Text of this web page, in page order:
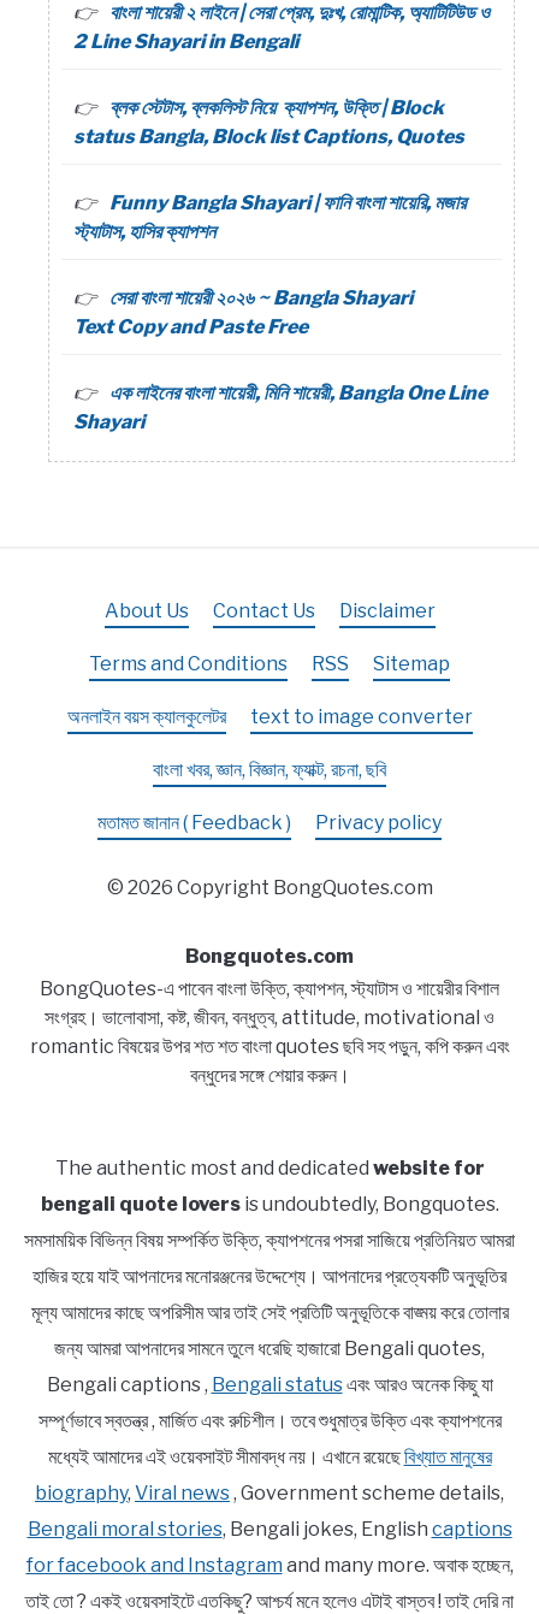
বাংলা শায়েরী ২ লাইনে | সেরা প্রেম, দুঃখ, রোমান্টিক, অ্যাটিটিউড ও
2 Line Shayari in Bengali
ব্লক স্টেটাস, ব্লকলিস্ট নিয়ে ক্যাপশন, উক্তি | Block
status Bangla, Block list Captions, Quotes
Funny Bangla Shayari | ফানি বাংলা শায়েরি, মজার
স্ট্যাটাস, হাসির ক্যাপশন
সেরা বাংলা শায়েরী ২০২৬ ~ Bangla Shayari
Text Copy and Paste Free
এক লাইনের বাংলা শায়েরী, মিনি শায়েরী, Bangla One Line
Shayari
About Us Contact Us Disclaimer
Terms and Conditions RSS Sitemap
অনলাইন বয়স ক্যালকুলেটর text to image converter
বাংলা খবর, জ্ঞান, বিজ্ঞান, ফ্যাক্ট, রচনা, ছবি
মতামত জানান ( Feedback ) Privacy policy
© 2026 Copyright BongQuotes.com
Bongquotes.com
BongQuotes-এ পাবেন বাংলা উক্তি, ক্যাপশন, স্ট্যাটাস ও শায়েরীর বিশাল
সংগ্রহ। ভালোবাসা, কষ্ট, জীবন, বন্ধুত্ব, attitude, motivational ও
romantic বিষয়ের উপর শত শত বাংলা quotes ছবি সহ পড়ুন, কপি করুন এবং
বন্ধুদের সঙ্গে শেয়ার করুন।
The authentic most and dedicated website for
bengali quote loversis undoubtedly, Bongquotes.
সমসাময়িক বিভিন্ন বিষয় সম্পর্কিত উক্তি, ক্যাপশনের পসরা সাজিয়ে প্রতিনিয়ত আমরা
হাজির হয়ে যাই আপনাদের মনোরঞ্জনের উদ্দেশ্যে। আপনাদের প্রত্যেকটি অনুভূতির
মূল্য আমাদের কাছে অপরিসীম আর তাই সেই প্রতিটি অনুভূতিকে বাঙ্ময় করে তোলার
জন্য আমরা আপনাদের সামনে তুলে ধরেছি হাজারো Bengali quotes,
Bengali captions , Bengali statusএবং আরও অনেক কিছু যা
সম্পূর্ণভাবে স্বতন্ত্র , মার্জিত এবং রুচিশীল। তবে শুধুমাত্র উক্তি এবং ক্যাপশনের
মধ্যেই আমাদের এই ওয়েবসাইট সীমাবদ্ধ নয়। এখানে রয়েছেবিখ্যাত মানুষের
biography, Viral news, Government scheme details,
Bengali moral stories, Bengali jokes, English captions
for facebook and Instagram and many more. অবাক হচ্ছেন,
তাই তো ? একই ওয়েবসাইটে এতকিছু? আশ্চর্য মনে হলেও এটাই বাস্তব ! তাই দেরি না